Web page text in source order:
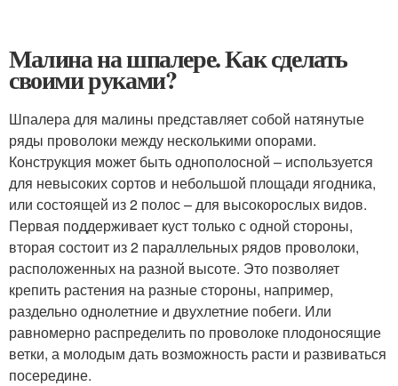
Малина на шпалере. Как сделать
своими руками?
Шпалера для малины представляет собой натянутые
ряды проволоки между несколькими опорами.
Конструкция может быть однополосной – используется
для невысоких сортов и небольшой площади ягодника,
или состоящей из 2 полос – для высокорослых видов.
Первая поддерживает куст только с одной стороны,
вторая состоит из 2 параллельных рядов проволоки,
расположенных на разной высоте. Это позволяет
крепить растения на разные стороны, например,
раздельно однолетние и двухлетние побеги. Или
равномерно распределить по проволоке плодоносящие
ветки, а молодым дать возможность расти и развиваться
посередине.